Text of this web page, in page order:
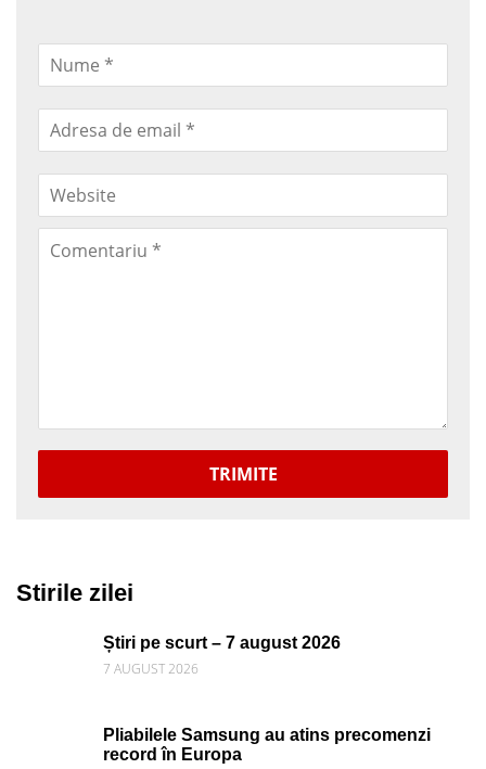
TRIMITE
Stirile zilei
Știri pe scurt – 7 august 2026
7 AUGUST 2026
Pliabilele Samsung au atins precomenzi
record în Europa